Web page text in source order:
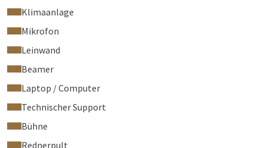
Klimaanlage
Mikrofon
Leinwand
Beamer
Laptop / Computer
Technischer Support
Bühne
Rednerpult